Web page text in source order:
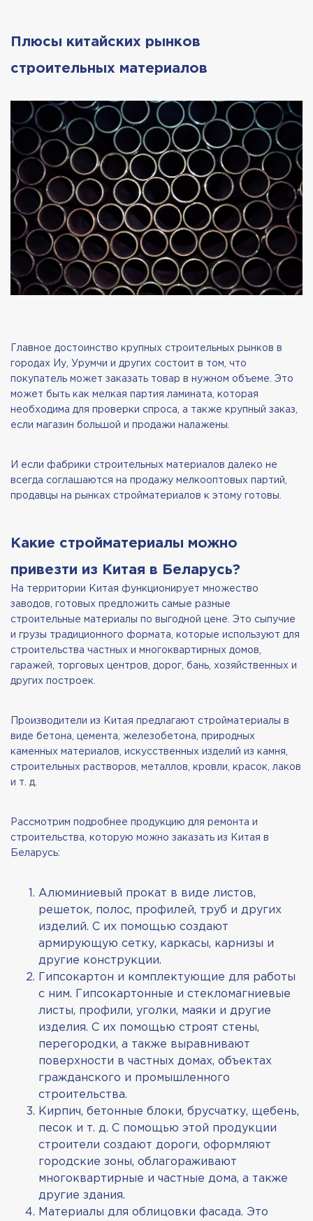
Плюсы китайских рынков
строительных материалов
Главное достоинство крупных строительных рынков в
городах Иу, Урумчи и других состоит в том, что
покупатель может заказать товар в нужном объеме. Это
может быть как мелкая партия ламината, которая
необходима для проверки спроса, а также крупный заказ,
если магазин большой и продажи налажены.
И если фабрики строительных материалов далеко не
всегда соглашаются на продажу мелкооптовых партий,
продавцы на рынках стройматериалов к этому готовы.
Какие стройматериалы можно
привезти из Китая в Беларусь?
На территории Китая функционирует множество
заводов, готовых предложить самые разные
строительные материалы по выгодной цене. Это сыпучие
и грузы традиционного формата, которые используют для
строительства частных и многоквартирных домов,
гаражей, торговых центров, дорог, бань, хозяйственных и
других построек.
Производители из Китая предлагают стройматериалы в
виде бетона, цемента, железобетона, природных
каменных материалов, искусственных изделий из камня,
строительных растворов, металлов, кровли, красок, лаков
и т. д.
Рассмотрим подробнее продукцию для ремонта и
строительства, которую можно заказать из Китая в
Беларусь:
Алюминиевый прокат в виде листов,
решеток, полос, профилей, труб и других
изделий. С их помощью создают
армирующую сетку, каркасы, карнизы и
другие конструкции.
Гипсокартон и комплектующие для работы
с ним. Гипсокартонные и стекломагниевые
листы, профили, уголки, маяки и другие
изделия. С их помощью строят стены,
перегородки, а также выравнивают
поверхности в частных домах, объектах
гражданского и промышленного
строительства.
Кирпич, бетонные блоки, брусчатку, щебень,
песок и т. д. С помощью этой продукции
строители создают дороги, оформляют
городские зоны, облагораживают
многоквартирные и частные дома, а также
другие здания.
Материалы для облицовки фасада. Это